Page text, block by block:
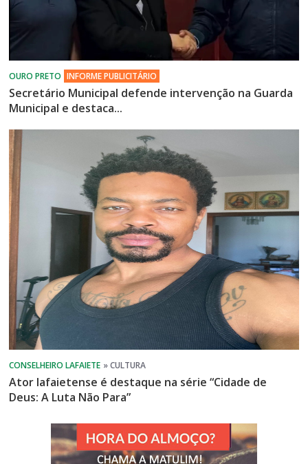
Secretário Municipal defende intervenção na Guarda
Municipal e destaca...
Ator lafaietense é destaque na série “Cidade de
Deus: A Luta Não Para”